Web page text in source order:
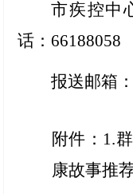
市疾控中
话：66188058
报送邮箱
附件：1.
康故事推